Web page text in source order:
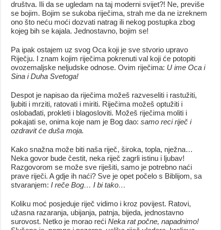
društva. Ili da se ugledam na taj moderni svijet?! Ne, previše
se bojim. Bojim se sukoba riječima, strah me da ne izreknem
ono što neću moći dozvati natrag ili nekog postupka zbog
kojeg bih se kajala. Jednostavno, bojim se!
Pa ipak ostajem uz svog Oca koji je sve stvorio upravo
Riječju. I znam kojim riječima pokrenuti val koji će potopiti
ovozemaljske neljudske odnose. Ovim riječima: U ime Oca i
Sina i Duha Svetoga!
Despot je napisao da riječima možeš razveseliti i rastužiti,
ljubiti i mrziti, ratovati i miriti. Riječima možeš optužiti i
oslobađati, prokleti i blagosloviti. Možeš riječima moliti i
pokajati se, onima koje nam je Bog dao:samo reci riječ i
ozdravit će duša moja.
Kako snažna može biti naša riječ, široka, topla, nježna…
Neka govor bude čestit, neka riječ zagrli istinu i ljubav!
Razgovorom se može sve riješiti, samo je potrebno naći
prave riječi. A gdje ih naći? Sve je opet počelo s Biblijom, sa
stvaranjem:I reče Bog… I bi tako…
Koliku moć posjeduje riječ vidimo i kroz povijest. Ratovi,
užasna razaranja, ubijanja, patnja, bijeda, jednostavno
surovost. Netko je morao rećiNeka rat počne, napadnimo!